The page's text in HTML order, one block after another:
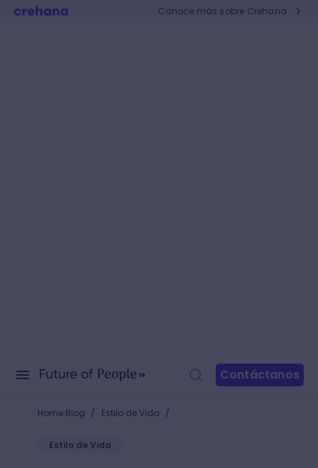
Conoce más sobre Crehana
Contáctanos
Home Blog / Estilo de Vida /
Estilo de Vida